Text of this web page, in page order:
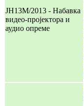
ЈН13М/2013 - Набавка
видео-пројектора и
аудио опреме